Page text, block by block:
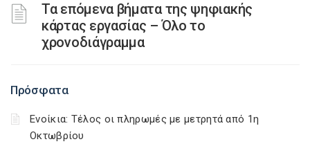
Τα επόμενα βήματα της ψηφιακής
κάρτας εργασίας – Όλο το
χρονοδιάγραμμα
Πρόσφατα
Ενοίκια: Τέλος οι πληρωμές με μετρητά από 1η
Οκτωβρίου